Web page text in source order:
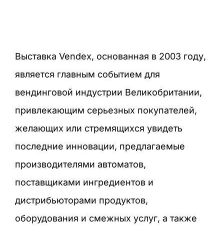
Выставка Vendex, основанная в 2003 году,
является главным событием для
вендинговой индустрии Великобритании,
привлекающим серьезных покупателей,
желающих или стремящихся увидеть
последние инновации, предлагаемые
производителями автоматов,
поставщиками ингредиентов и
дистрибьюторами продуктов,
оборудования и смежных услуг, а также